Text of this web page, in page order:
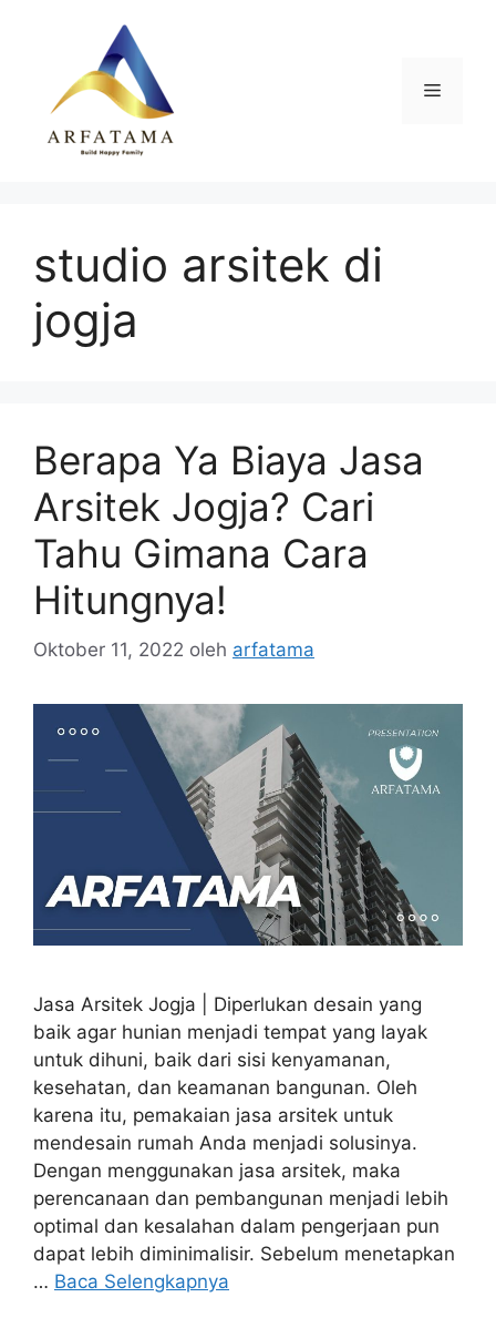
Menu
studio arsitek di
jogja
Berapa Ya Biaya Jasa
Arsitek Jogja? Cari
Tahu Gimana Cara
Hitungnya!
Oktober 11, 2022 oleh arfatama
Jasa Arsitek Jogja | Diperlukan desain yang
baik agar hunian menjadi tempat yang layak
untuk dihuni, baik dari sisi kenyamanan,
kesehatan, dan keamanan bangunan. Oleh
karena itu, pemakaian jasa arsitek untuk
mendesain rumah Anda menjadi solusinya.
Dengan menggunakan jasa arsitek, maka
perencanaan dan pembangunan menjadi lebih
optimal dan kesalahan dalam pengerjaan pun
dapat lebih diminimalisir. Sebelum menetapkan
… Baca Selengkapnya